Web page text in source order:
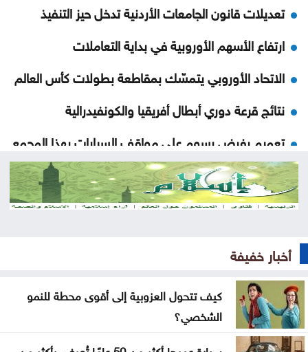
تعديلات قانون الجامعات الأردنية تدخل حيز التنفيذ
ارتفاع الأسهم الأوروبية في بداية التعاملات
الاتحاد الأوروبي يتمسّك بمقاطعة بطولات كأس العالم
نتائج قرعة دوري أبطال أفريقيا والكونفيدرالية
تعميم بفرض رسوم على مواقف السيارات بهذا المجمع
إنجازات التنمية الاجتماعية لشهر تموز .. تقرير
دعوة للأردنيين الراغبين بالاستفادة من خدمات الضمان
ضبط بئر مخالفة واعتداءات على المياه بوادي السير
ومعان
افتتاح مركز الخدمات الحكومي في عجلون
إغلاق باب التسجيل للمشاركة في معرض الكتاب
أخبار خفيفة
كيف تتحول العزوبية إلى أقوى محطة للنمو
الشخصي؟